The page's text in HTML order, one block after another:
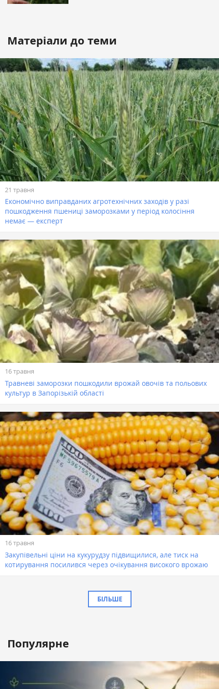
Матеріали до теми
21 травня
Економічно виправданих агротехнічних заходів у разі
пошкодження пшениці заморозками у період колосіння
немає — експерт
16 травня
Травневі заморозки пошкодили врожай овочів та польових
культур в Запорізькій області
16 травня
Закупівельні ціни на кукурудзу підвищилися, але тиск на
котирування посилився через очікування високого врожаю
БІЛЬШЕ
Популярне